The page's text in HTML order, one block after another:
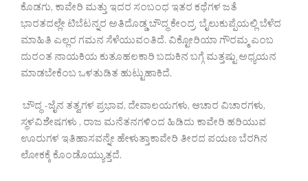
ಕೊಡಗು, ಕಾವೇರಿ ಮತ್ತು ಇದರ ಸಂಬಂಧ ಇತರ ಕಥೆಗಳ ಜತೆ
ಭಾರತದಲ್ಲೇ ಟಿಬೆಟನ್ನರ ಅತಿದೊಡ್ಡ ಬೌದ್ಧ ಕೇಂದ್ರ ಬೈಲುಕುಪ್ಪೆಯಲ್ಲಿ ಬೆಳೆದ
ಮಾಹಿತಿ ಎಲ್ಲರ ಗಮನ ಸೆಳೆಯುವಂತಿದೆ. ವಿಕ್ಟೋರಿಯಾ ಗೌರಮ್ಮ ಎಂಬ
ದುರಂತ ನಾಯಕಿಯ ಕುತೂಹಲಕಾರಿ ಬದುಕಿನ ಬಗ್ಗೆ ಮತ್ತಷ್ಟು ಅಧ್ಯಯನ
ಮಾಡಬೇಕೆಂಬ ಒಳತುಡಿತ ಹುಟ್ಟುಹಾಕಿದೆ.
ಬೌದ್ಧ -ಜೈನ ತತ್ವಗಳ ಪ್ರಭಾವ, ದೇವಾಲಯಗಳು, ಆಚಾರ ವಿಚಾರಗಳು,
ಸ್ಥಳವಿಶೇಷಗಳು , ರಾಜ ಮನೆತನಗಳಿಂದ ಹಿಡಿದು ಕಾವೇರಿ ಹರಿಯುವ
ಊರುಗಳ ಇತಿಹಾಸವನ್ನೇ ಹೇಳುತ್ತಾಕಾವೇರಿ ತೀರದ ಪಯಣ ಬೆರಗಿನ
ಲೋಕಕ್ಕೆ ಕೊಂಡೊಯ್ಯುತ್ತದೆ.